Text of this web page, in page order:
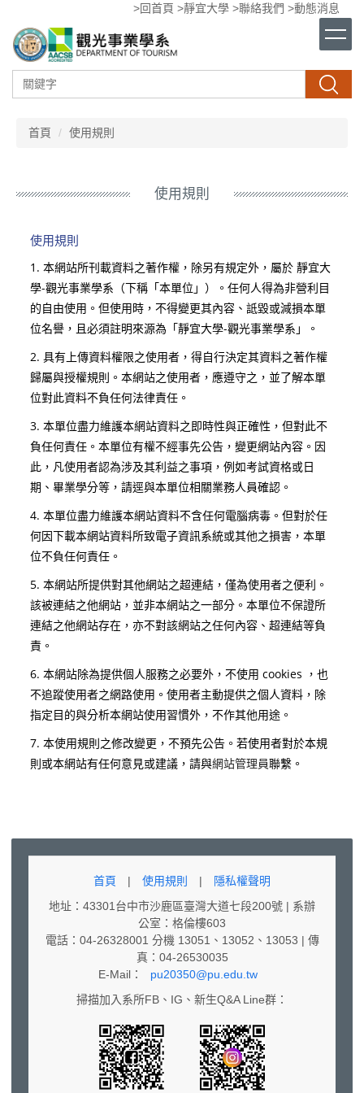
主
容
>回首頁 >靜宜大學 >聯絡我們 >動態消息
搜尋
首頁 使用規則
使用規則
使用規則
1. 本網站所刊載資料之著作權，除另有規定外，屬於 靜宜大
學-觀光事業學系（下稱「本單位」）。任何人得為非營利目
的自由使用。但使用時，不得變更其內容、詆毀或減損本單
位名譽，且必須註明來源為「靜宜大學-觀光事業學系」。
2. 具有上傳資料權限之使用者，得自行決定其資料之著作權
歸屬與授權規則。本網站之使用者，應遵守之，並了解本單
位對此資料不負任何法律責任。
3. 本單位盡力維護本網站資料之即時性與正確性，但對此不
負任何責任。本單位有權不經事先公告，變更網站內容。因
此，凡使用者認為涉及其利益之事項，例如考試資格或日
期、畢業學分等，請逕與本單位相關業務人員確認。
4. 本單位盡力維護本網站資料不含任何電腦病毒。但對於任
何因下載本網站資料所致電子資訊系統或其他之損害，本單
位不負任何責任。
5. 本網站所提供對其他網站之超連結，僅為使用者之便利。
該被連結之他網站，並非本網站之一部分。本單位不保證所
連結之他網站存在，亦不對該網站之任何內容、超連結等負
責。
6. 本網站除為提供個人服務之必要外，不使用 cookies ，也
不追蹤使用者之網路使用。使用者主動提供之個人資料，除
指定目的與分析本網站使用習慣外，不作其他用途。
7. 本使用規則之修改變更，不預先公告。若使用者對於本規
則或本網站有任何意見或建議，請與網站管理員聯繫。
首頁 | 使用規則 |
隱私權聲明
地址：43301台中市沙鹿區臺灣大道七段200號 | 系辦
公室：格倫樓603
電話：04-26328001 分機 13051、13052、13053 | 傳
真：04-26530035
E-Mail：
pu20350@pu.edu.tw
掃描加入系所FB、IG、新生Q&A Line群：